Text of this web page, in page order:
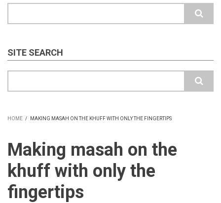
SITE SEARCH
HOME / MAKING MASAH ON THE KHUFF WITH ONLY THE FINGERTIPS
Making masah on the
khuff with only the
fingertips